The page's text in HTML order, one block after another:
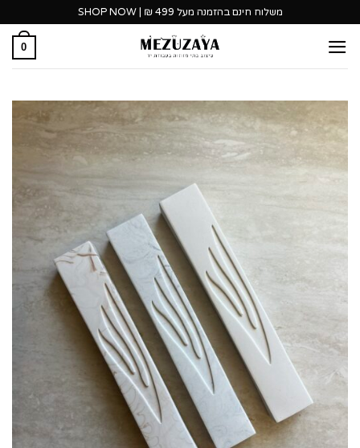
content
משלוח חינם בהזמנה מעל 499 ₪ | SHOP NOW
0